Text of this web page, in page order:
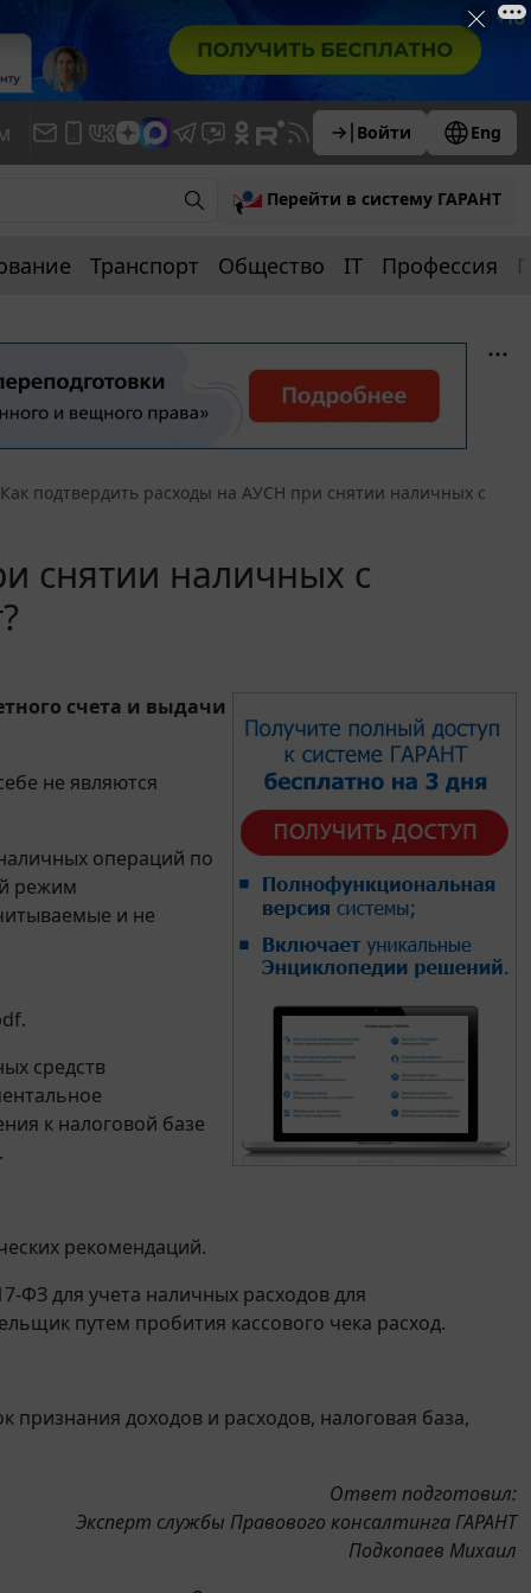
Войти Eng
Перейти в систему ГАРАНТ
Транспорт Общество IT Профессия
Как подтвердить расходы на АУСН при снятии наличных с
снятии наличных с
счета и выдачи
не являются
операций по
режим
и не
средств
к налоговой базе
рекомендаций.
ФЗ для учета наличных расходов для
путем пробития кассового чека расход.
доходов и расходов, налоговая база,
Ответ подготовил:
Эксперт службы Правового консалтинга ГАРАНТ
Подкопаев Михаил